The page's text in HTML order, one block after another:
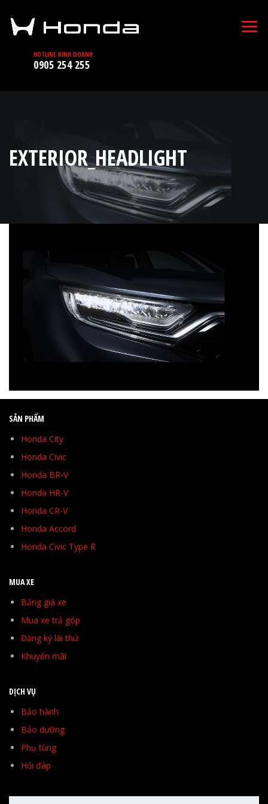
HOTLINE KINH DOANH:
0905 254 255
EXTERIOR_HEADLIGHT
SẢN PHẨM
Honda City
Honda Civic
Honda BR-V
Honda HR-V
Honda CR-V
Honda Accord
Honda Civic Type R
MUA XE
Bảng giá xe
Mua xe trả góp
Đăng ký lái thử
Khuyến mãi
DỊCH VỤ
Bảo hành
Bảo dưỡng
Phụ tùng
Hỏi đáp